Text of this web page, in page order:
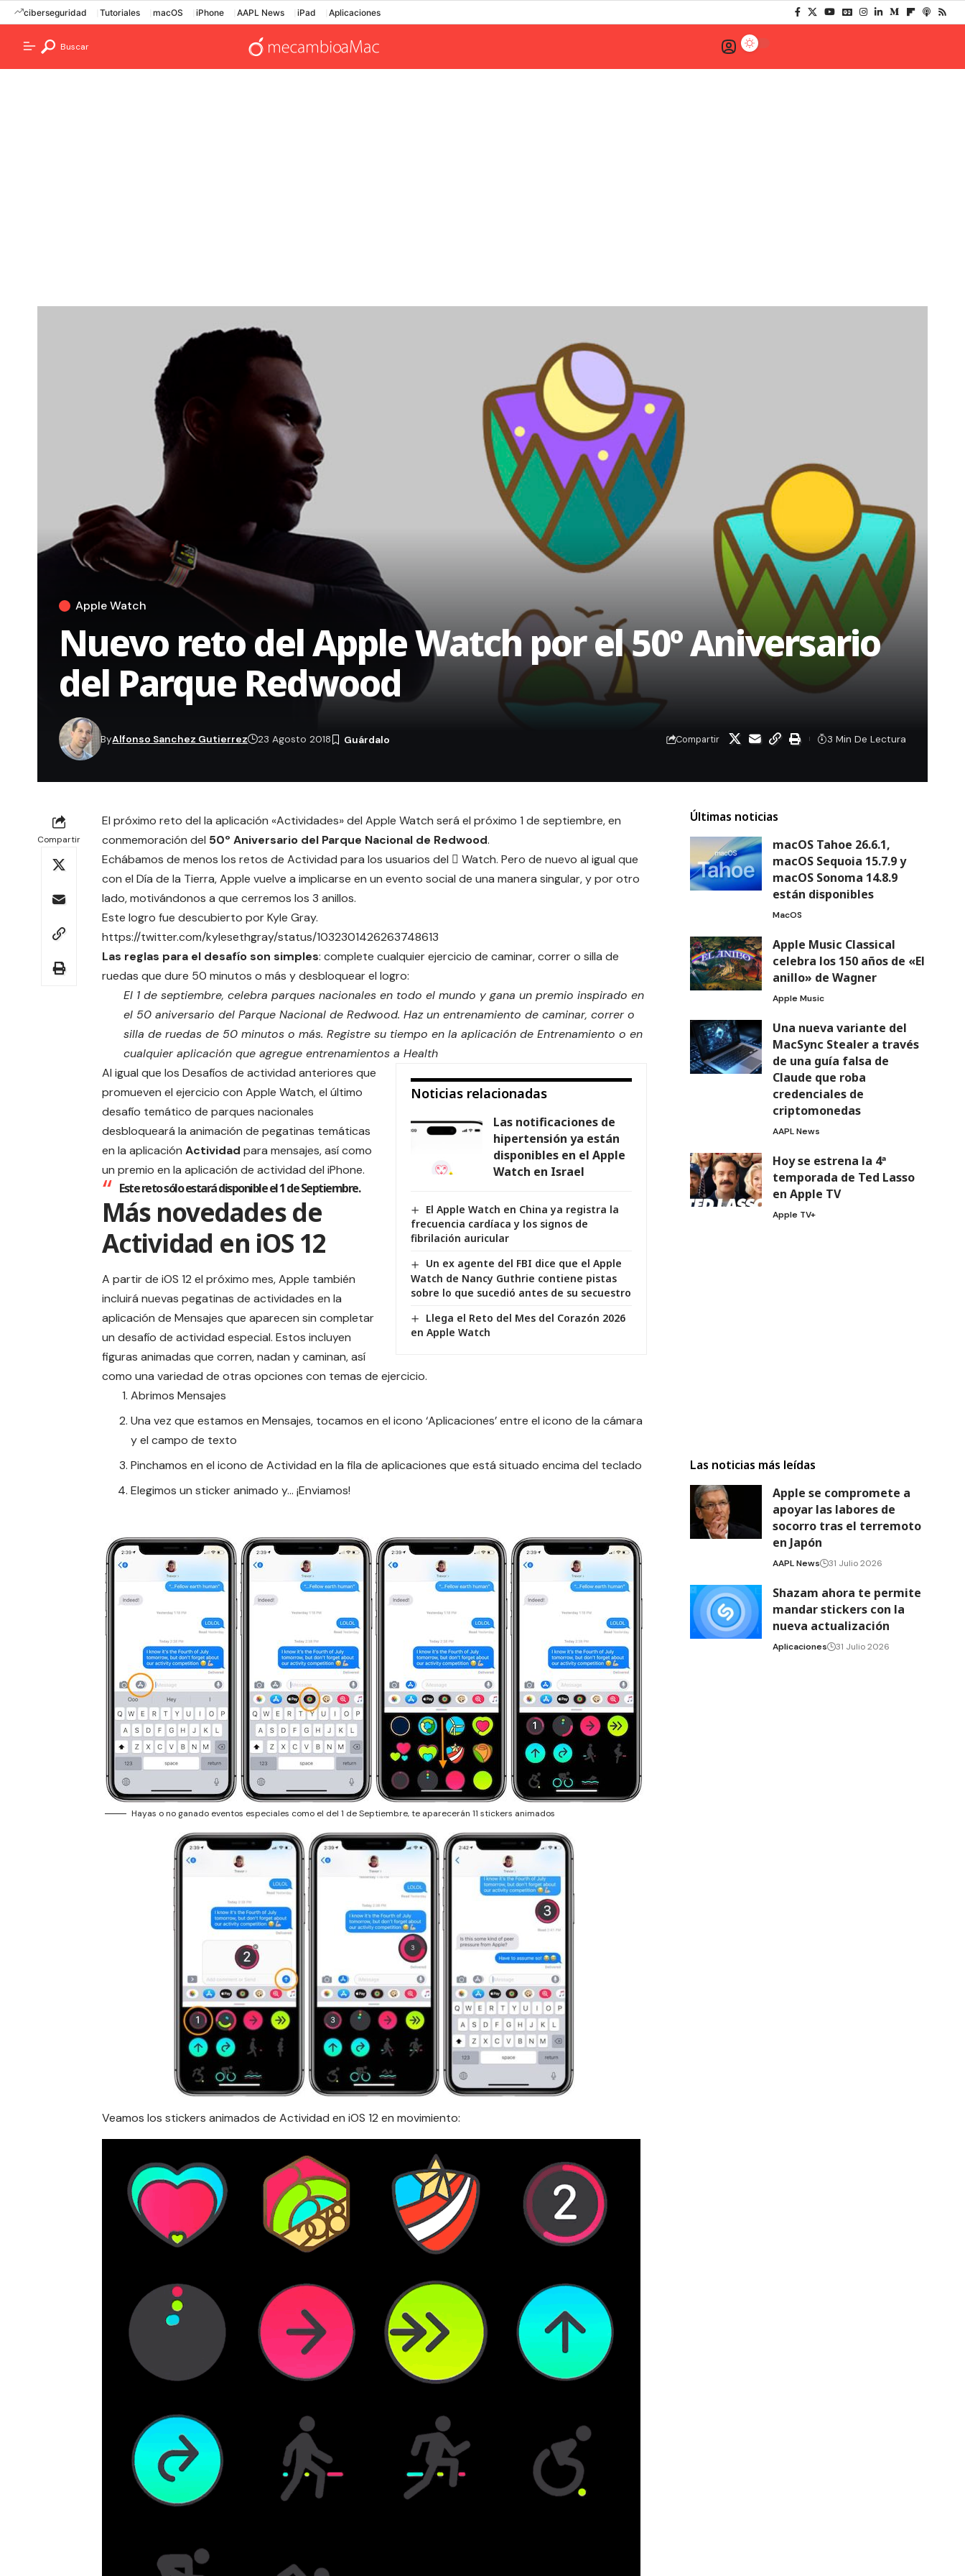
ciberseguridad Tutoriales macOS iPhone AAPL News iPad Aplicaciones
Buscar
Apple Watch
Nuevo reto del Apple Watch por el 50º Aniversario
del Parque Redwood
ByAlfonso Sanchez Gutierrez 23 Agosto 2018 Compartir 3 Min De Lectura
Compartir
El próximo reto del la aplicación «Actividades» del Apple Watch será el próximo 1 de septiembre, en
conmemoración del 50º Aniversario del Parque Nacional de Redwood.
Echábamos de menos los retos de Actividad para los usuarios del  Watch. Pero de nuevo al igual que
con el Día de la Tierra, Apple vuelve a implicarse en un evento social de una manera singular, y por otro
lado, motivándonos a que cerremos los 3 anillos.
Este logro fue descubierto por Kyle Gray.
https://twitter.com/kylesethgray/status/1032301426263748613
Las reglas para el desafío son simples: complete cualquier ejercicio de caminar, correr o silla de
ruedas que dure 50 minutos o más y desbloquear el logro:
El 1 de septiembre, celebra parques nacionales en todo el mundo y gana un premio inspirado en
el 50 aniversario del Parque Nacional de Redwood. Haz un entrenamiento de caminar, correr o
silla de ruedas de 50 minutos o más. Registre su tiempo en la aplicación de Entrenamiento o en
cualquier aplicación que agregue entrenamientos a Health
Noticias relacionadas
Las notificaciones de
hipertensión ya están
disponibles en el Apple
Watch en Israel
El Apple Watch en China ya registra la
frecuencia cardíaca y los signos de
fibrilación auricular
Un ex agente del FBI dice que el Apple
Watch de Nancy Guthrie contiene pistas
sobre lo que sucedió antes de su secuestro
Llega el Reto del Mes del Corazón 2026
en Apple Watch
Al igual que los Desafíos de actividad anteriores que
promueven el ejercicio con Apple Watch, el último
desafío temático de parques nacionales
desbloqueará la animación de pegatinas temáticas
en la aplicación Actividad para mensajes, así como
un premio en la aplicación de actividad del iPhone.
Este reto sólo estará disponible el 1 de Septiembre.
Más novedades de
Actividad en iOS 12
A partir de iOS 12 el próximo mes, Apple también
incluirá nuevas pegatinas de actividades en la
aplicación de Mensajes que aparecen sin completar
un desafío de actividad especial. Estos incluyen
figuras animadas que corren, nadan y caminan, así
como una variedad de otras opciones con temas de ejercicio.
Abrimos Mensajes
Una vez que estamos en Mensajes, tocamos en el icono ‘Aplicaciones’ entre el icono de la cámara
y el campo de texto
Pinchamos en el icono de Actividad en la fila de aplicaciones que está situado encima del teclado
Elegimos un sticker animado y… ¡Enviamos!
Hayas o no ganado eventos especiales como el del 1 de Septiembre, te aparecerán 11 stickers animados
Veamos los stickers animados de Actividad en iOS 12 en movimiento:
Últimas noticias
macOS Tahoe 26.6.1,
macOS Sequoia 15.7.9 y
macOS Sonoma 14.8.9
están disponibles
MacOS
Apple Music Classical
celebra los 150 años de «El
anillo» de Wagner
Apple Music
Una nueva variante del
MacSync Stealer a través
de una guía falsa de
Claude que roba
credenciales de
criptomonedas
AAPL News
Hoy se estrena la 4ª
temporada de Ted Lasso
en Apple TV
Apple TV+
Las noticias más leídas
Apple se compromete a
apoyar las labores de
socorro tras el terremoto
en Japón
AAPL News 31 Julio 2026
Shazam ahora te permite
mandar stickers con la
nueva actualización
Aplicaciones 31 Julio 2026